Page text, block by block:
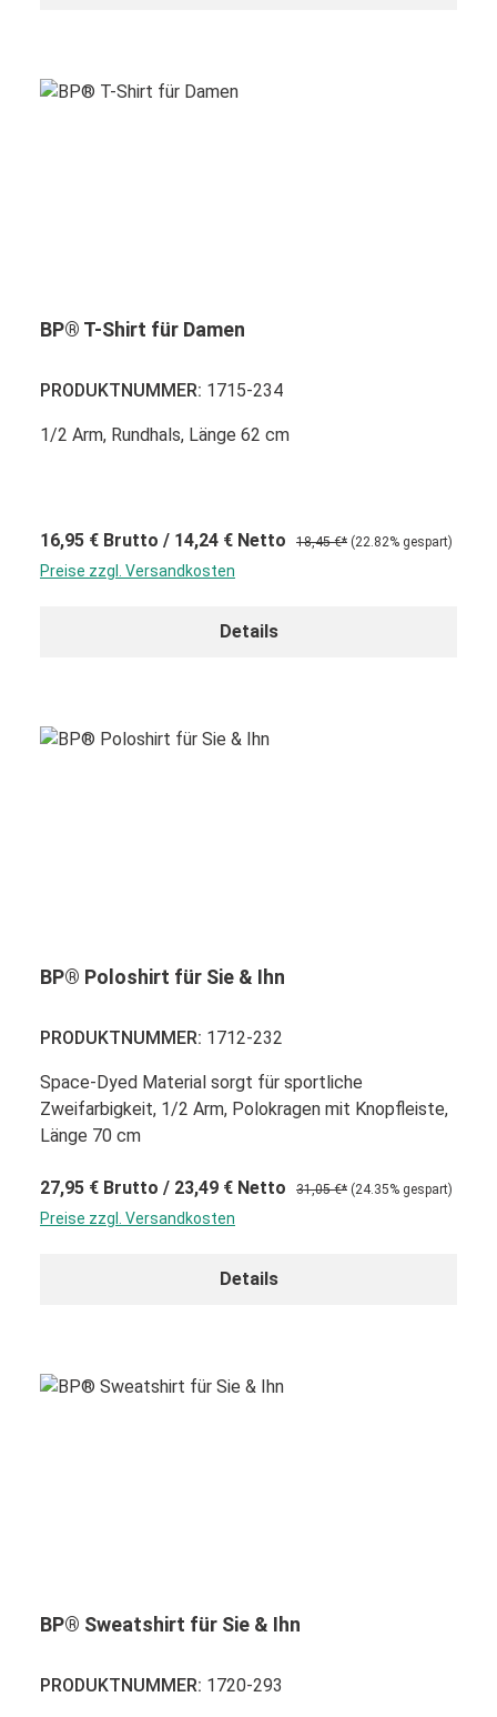
BP® T-Shirt für Damen
PRODUKTNUMMER: 1715-234
1/2 Arm, Rundhals, Länge 62 cm
16,95 € Brutto / 14,24 € Netto 18,45 €* (22.82% gespart)
Preise zzgl. Versandkosten
Details
BP® Poloshirt für Sie & Ihn
PRODUKTNUMMER: 1712-232
Space-Dyed Material sorgt für sportliche
Zweifarbigkeit, 1/2 Arm, Polokragen mit Knopfleiste,
Länge 70 cm
27,95 € Brutto / 23,49 € Netto 31,05 €* (24.35% gespart)
Preise zzgl. Versandkosten
Details
BP® Sweatshirt für Sie & Ihn
PRODUKTNUMMER: 1720-293